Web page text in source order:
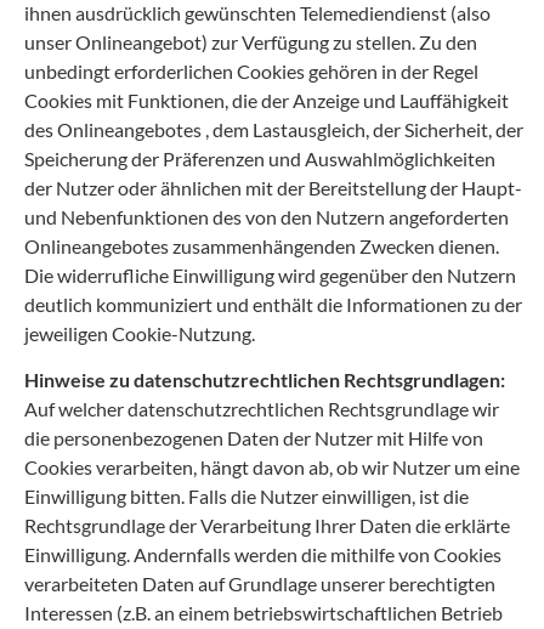
ihnen ausdrücklich gewünschten Telemediendienst (also
unser Onlineangebot) zur Verfügung zu stellen. Zu den
unbedingt erforderlichen Cookies gehören in der Regel
Cookies mit Funktionen, die der Anzeige und Lauffähigkeit
des Onlineangebotes , dem Lastausgleich, der Sicherheit, der
Speicherung der Präferenzen und Auswahlmöglichkeiten
der Nutzer oder ähnlichen mit der Bereitstellung der Haupt-
und Nebenfunktionen des von den Nutzern angeforderten
Onlineangebotes zusammenhängenden Zwecken dienen.
Die widerrufliche Einwilligung wird gegenüber den Nutzern
deutlich kommuniziert und enthält die Informationen zu der
jeweiligen Cookie-Nutzung.
Hinweise zu datenschutzrechtlichen Rechtsgrundlagen:
Auf welcher datenschutzrechtlichen Rechtsgrundlage wir
die personenbezogenen Daten der Nutzer mit Hilfe von
Cookies verarbeiten, hängt davon ab, ob wir Nutzer um eine
Einwilligung bitten. Falls die Nutzer einwilligen, ist die
Rechtsgrundlage der Verarbeitung Ihrer Daten die erklärte
Einwilligung. Andernfalls werden die mithilfe von Cookies
verarbeiteten Daten auf Grundlage unserer berechtigten
Interessen (z.B. an einem betriebswirtschaftlichen Betrieb